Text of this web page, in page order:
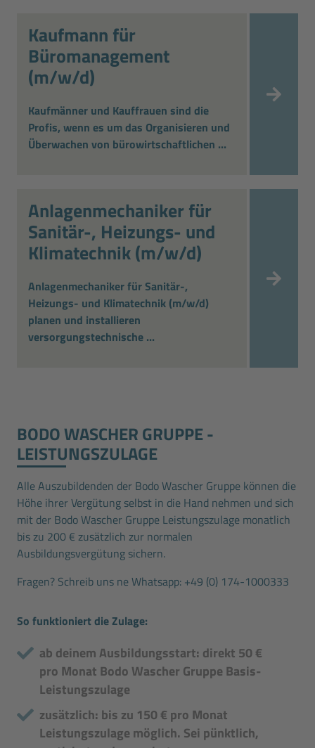
Kaufmann für
Büromanagement
(m/w/d)
Kaufmänner und Kauffrauen sind die
Profis, wenn es um das Organisieren und
Überwachen von bürowirtschaftlichen ...
Anlagenmechaniker für
Sanitär-, Heizungs- und
Klimatechnik (m/w/d)
Anlagenmechaniker für Sanitär-,
Heizungs- und Klimatechnik (m/w/d)
planen und installieren
versorgungstechnische ...
BODO WASCHER GRUPPE ­
LEISTUNGSZULAGE
Alle Auszubildenden der Bodo Wascher Gruppe können die
Höhe ihrer Vergütung selbst in die Hand nehmen und sich
mit der Bodo Wascher Gruppe Leistungszulage monatlich
bis zu 200 € zusätzlich zur normalen
Ausbildungsvergütung sichern.
Fragen? Schreib uns ne Whatsapp: +49 (0) 174-1000333
So funktioniert die Zulage:
ab deinem Ausbildungsstart: direkt 50 €
pro Monat Bodo Wascher Gruppe Basis-
Leistungszulage
zusätzlich: bis zu 150 € pro Monat
Leistungszulage möglich. Sei pünktlich,